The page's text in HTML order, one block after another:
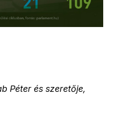
Péter és szeretője,